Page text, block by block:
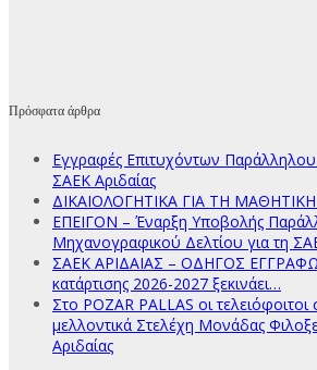
Πρόσφατα άρθρα
Εγγραφές Επιτυχόντων
ΣΑΕΚ Αριδαίας
ΔΙΚΑΙΟΛΟΓΗΤΙΚΑ ΓΙΑ ΤΗ ΜΑΘΗΤΙΚΗ
ΕΠΕΙΓΟΝ – Έναρξη Υποβολής
Μηχανογραφικού Δελτίου για τη
ΣΑΕΚ ΑΡΙΔΑΙΑΣ – ΟΔΗΓΟΣ
κατάρτισης 2026-2027 ξεκινάει…
Στο POZAR PALLAS οι
μελλοντικά Στελέχη Μονάδας
Αριδαίας